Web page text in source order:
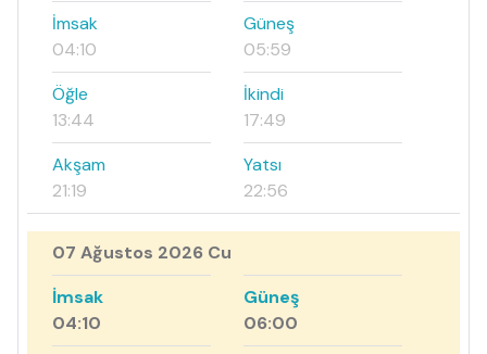
İmsak
04:10
Güneş
05:59
Öğle
13:44
İkindi
17:49
Akşam
21:19
Yatsı
22:56
07 Ağustos 2026 Cu
İmsak
04:10
Güneş
06:00